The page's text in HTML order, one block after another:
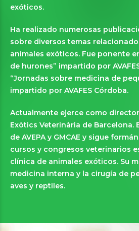
exóticos.
Ha realizado numerosas
sobre diversos temas
animales exóticos. Fue ponente
de hurones” impartido por
“Jornadas sobre medicina de
impartido por AVAFES Córdoba.
Actualmente ejerce como
Exòtics Veterinària de Barcelona.
de AVEPA y GMCAE y sigue
cursos y congresos veterinarios
clínica de animales exóticos. Su
medicina interna y la cirugía de
aves y reptiles.